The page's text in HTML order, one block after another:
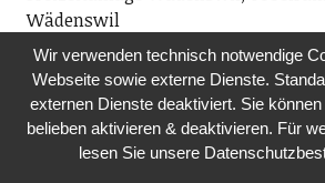
Wädenswil
MO, 19.10.2026
SHARED READING -AN WORTEN
Bibliothek Richterswil
Zusammen lassen wir uns von
Wir verwenden technisch notwendige
Webseite sowie externe Dienste.
externen Dienste deaktiviert. Sie
belieben aktivieren & deaktivieren. Für
lesen Sie unsere